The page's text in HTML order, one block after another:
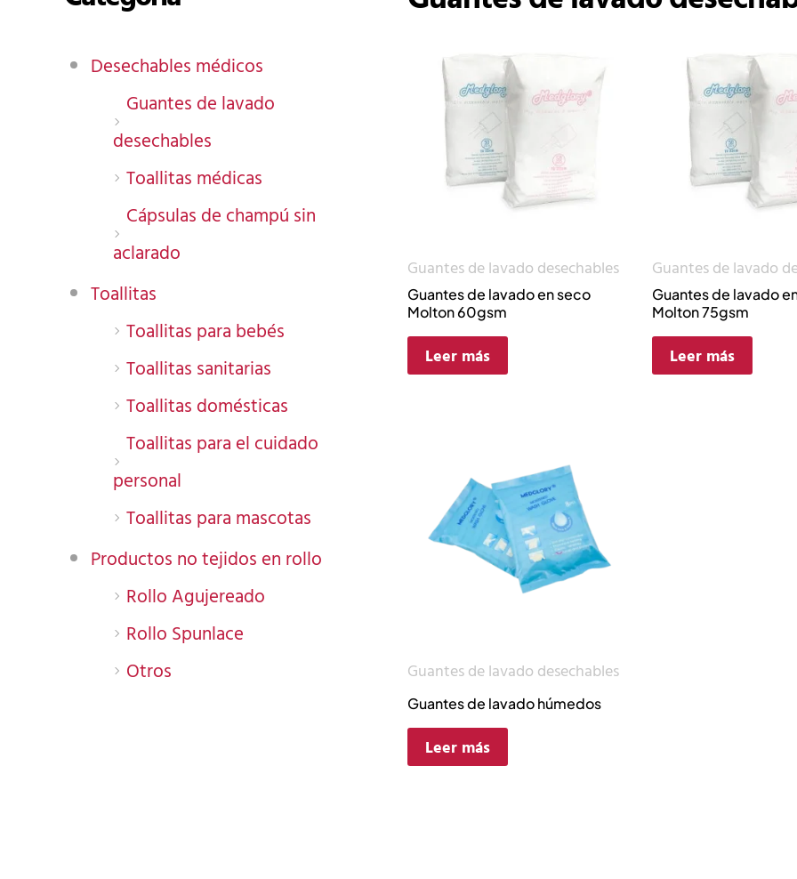
Desechables médicos
Guantes de lavado
desechables
Toallitas médicas
Cápsulas de champú sin
aclarado
Toallitas
Toallitas para bebés
Toallitas sanitarias
Toallitas domésticas
Toallitas para el cuidado
personal
Toallitas para mascotas
Productos no tejidos en rollo
Rollo Agujereado
Rollo Spunlace
Otros
Guantes de lavado desechables
Guantes de lavado en seco
Molton 60gsm
Leer más
Guantes de lavado
Guantes de lavado
Molton 75gsm
Leer más
Guantes de lavado desechables
Guantes de lavado húmedos
Leer más